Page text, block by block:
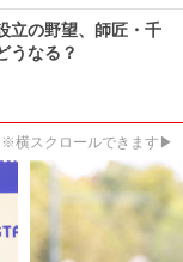
立の野望、師匠・千
うなる？
※横スクロールできます▶